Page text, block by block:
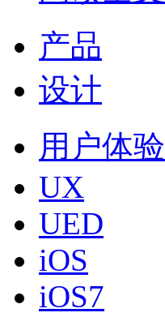
产品
设计
用户体验
UX
UED
iOS
iOS7